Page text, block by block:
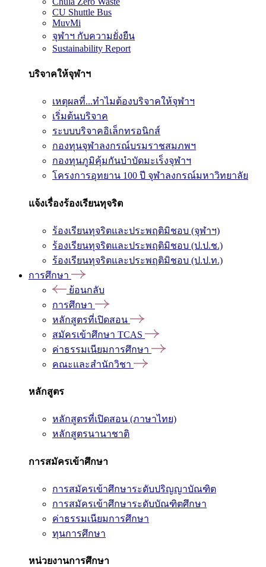
CU Shuttle Bus
MuvMi
จุฬาฯ กับความยั่งยืน
Sustainability Report
บริจาคให้จุฬาฯ
เหตุผลที่...ทำไมต้องบริจาคให้จุฬาฯ
เริ่มต้นบริจาค
ระบบบริจาคอิเล็กทรอนิกส์
กองทุนจุฬาลงกรณ์บรมราชสมภพฯ
กองทุนภูมิคุ้มกันบำบัดมะเร็งจุฬาฯ
โครงการอุทยาน 100 ปี จุฬาลงกรณ์มหาวิทยาลัย
แจ้งเรื่องร้องเรียนทุจริต
ร้องเรียนทุจริตและประพฤติมิชอบ (จุฬาฯ)
ร้องเรียนทุจริตและประพฤติมิชอบ (ป.ป.ช.)
ร้องเรียนทุจริตและประพฤติมิชอบ (ป.ป.ท.)
การศึกษา
ย้อนกลับ
การศึกษา
หลักสูตรที่เปิดสอน
สมัครเข้าศึกษา TCAS
ค่าธรรมเนียมการศึกษา
คณะและสำนักวิชา
หลักสูตร
หลักสูตรที่เปิดสอน (ภาษาไทย)
หลักสูตรนานาชาติ
การสมัครเข้าศึกษา
การสมัครเข้าศึกษาระดับปริญญาบัณฑิต
การสมัครเข้าศึกษาระดับบัณฑิตศึกษา
ค่าธรรมเนียมการศึกษา
ทุนการศึกษา
หน่วยงานการศึกษา